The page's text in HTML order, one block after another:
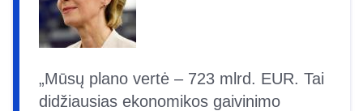
Mūsų plano vertė – 723 mlrd. EUR. Tai
didžiausias ekonomikos gaivinimo